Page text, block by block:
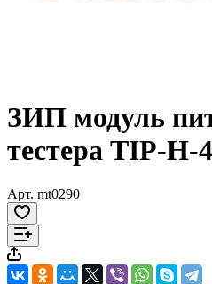
ЗИП модуль
тестера TIP-H-
Арт. mt0290